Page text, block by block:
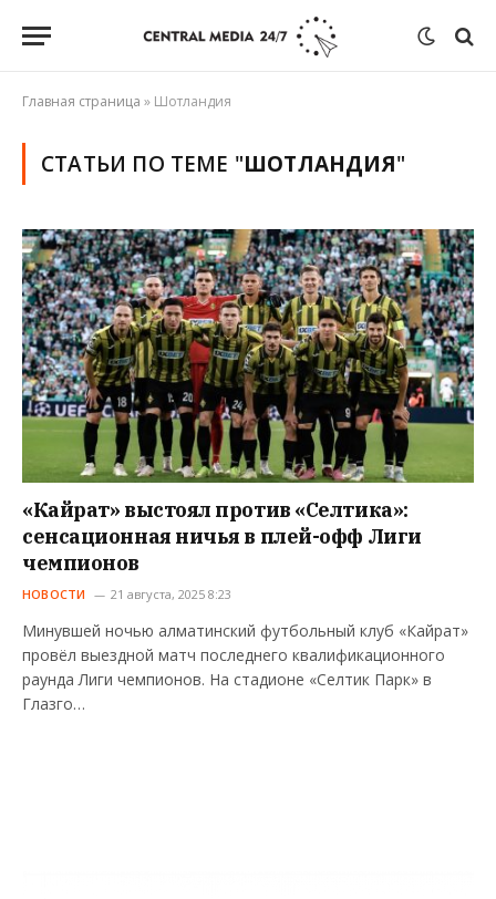
Главная страница » Шотландия
СТАТЬИ ПО ТЕМЕ "ШОТЛАНДИЯ"
«Кайрат» выстоял против «Селтика»:
сенсационная ничья в плей-офф Лиги
чемпионов
НОВОСТИ 21 августа, 2025 8:23
Минувшей ночью алматинский футбольный клуб «Кайрат»
провёл выездной матч последнего квалификационного
раунда Лиги чемпионов. На стадионе «Селтик Парк» в
Глазго…